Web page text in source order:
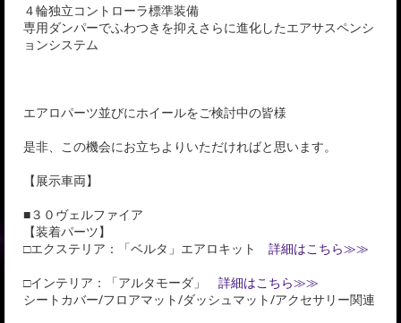
４輪独立コントローラ標準装備
専用ダンパーでふわつきを抑えさらに進化したエアサスペンシ
ョンシステム
エアロパーツ並びにホイールをご検討中の皆様
是非、この機会にお立ちよりいただければと思います。
【展示車両】
■３０ヴェルファイア
【装着パーツ】
□エクステリア：「ベルタ」エアロキット 詳細はこちら≫≫
□インテリア：「アルタモーダ」 詳細はこちら≫≫
シートカバー/フロアマット/ダッシュマット/アクセサリー関連